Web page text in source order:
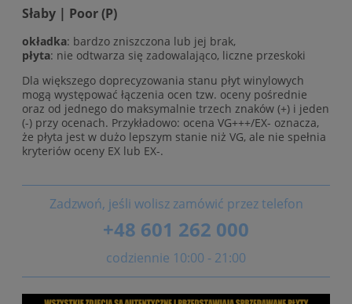
Słaby | Poor (P)
okładka: bardzo zniszczona lub jej brak,
płyta: nie odtwarza się zadowalająco, liczne przeskoki
Dla większego doprecyzowania stanu płyt winylowych
mogą występować łączenia ocen tzw. oceny pośrednie
oraz od jednego do maksymalnie trzech znaków (+) i jeden
(-) przy ocenach. Przykładowo: ocena VG+++/EX- oznacza,
że płyta jest w dużo lepszym stanie niż VG, ale nie spełnia
kryteriów oceny EX lub EX-.
Zadzwoń, jeśli wolisz zamówić przez telefon
+48 601 262 000
codziennie 10:00 - 21:00